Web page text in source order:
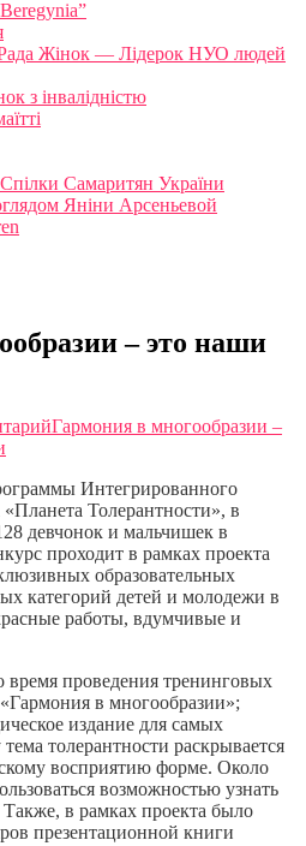
Рада Жінок — Лідерок НУО людей
з інвалідністю
Самаритян України
Яніни Арсеньевой
– это наши
Гармония в многообразии –
Интегрированного
Толерантности», в
девчонок и мальчишек в
проходит в рамках проекта
образовательных
категорий детей и молодежи в
работы, вдумчивые и
проведения тренинговых
в многообразии»;
издание для самых
толерантности раскрывается
восприятию форме. Около
возможностью узнать
в рамках проекта было
презентационной книги